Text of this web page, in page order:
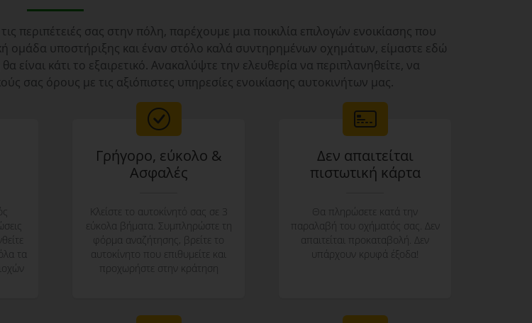
περιπέτειές σας στην πόλη, παρέχουμε μια ποικιλία επιλογών ενοικίασης που
ομάδα υποστήριξης και έναν στόλο καλά συντηρημένων οχημάτων, είμαστε εδώ
είναι κάτι το εξαιρετικό. Ανακαλύψτε την ελευθερία να περιπλανηθείτε, να
σας όρους με τις αξιόπιστες υπηρεσίες ενοικίασης αυτοκινήτων μας.
τα
Γρήγορο, εύκολο &
Aσφαλές
Κλείστε το αυτοκίνητό σας σε 3
εύκολα βήματα. Συμπληρώστε τη
φόρμα αναζήτησης, βρείτε το
αυτοκίνητο που επιθυμείτε και
προχωρήστε στην κράτηση
Δεν απαιτείται
πιστωτική κάρτα
Θα πληρώσετε κατά την
παραλαβή του οχήματός σας. Δεν
απαιτείται προκαταβολή. Δεν
υπάρχουν κρυφά έξοδα!